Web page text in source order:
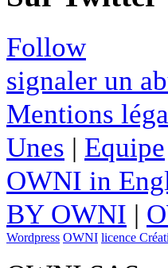
Follow
signaler un
Mentions
Unes | Equipe
OWNI in
BY OWNI |
Wordpress OWNI licence